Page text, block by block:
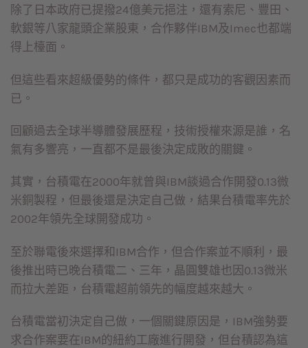
除了日本政府已提撥24億美元挹注，還有索尼、豐田、
軟銀等八家龍頭企業股東，合作夥伴IBM及Imec也都端
得上檯面。
但這些看來超級優勢的條件，都只是成功的客觀因素而
已。
回顧過去全球半導體發展歷程，技術授權來源是誰，名
氣有多響亮，一直都不是最後決定成敗的關鍵。
其實，台積電在2000年就曾與IBM談過合作開發0.13微
米銅製程，但最後還是決定自己做，結果台積電率先於
2002年領先全球開發成功。
至於聯電後來選擇和IBM合作，但合作案並不順利，最
後推出時已晚台積電二、三年，晶圓雙雄也因0.13微米
而拉大差距，台積電超前領先的幅度越來越大。
台積電當初決定自己做，一個關鍵原因是，IBM強勢要
求合作案要在IBM的紐約工廠進行開發，但台積認為這